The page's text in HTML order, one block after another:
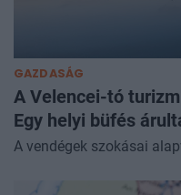
GAZDASÁG
A Velencei-tó
Egy helyi büfés
A vendégek szokásai